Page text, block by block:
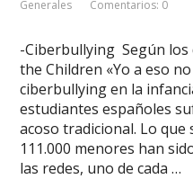
Generales
Comentarios: 0
-Ciberbullying Según los
the Children «Yo a eso
ciberbullying en la
estudiantes españoles
acoso tradicional. Lo que
111.000 menores han
las redes, uno de cada …